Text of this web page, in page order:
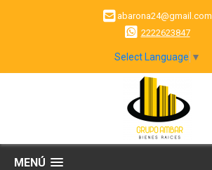
abarona24@gmail.com
2222623847
Select Language ▼
MENÚ